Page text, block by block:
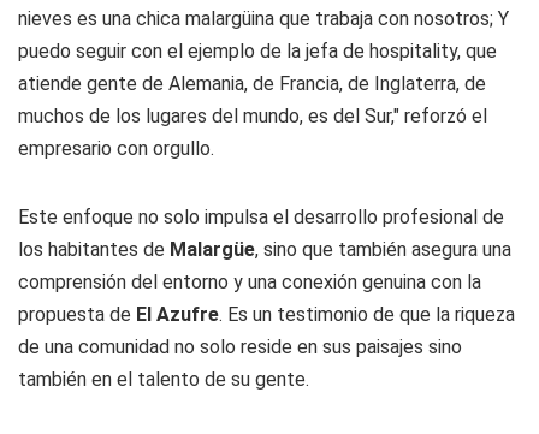
nieves es una chica malargüina que trabaja con nosotros; Y
puedo seguir con el ejemplo de la jefa de hospitality, que
atiende gente de Alemania, de Francia, de Inglaterra, de
muchos de los lugares del mundo, es del Sur," reforzó el
empresario con orgullo.
Este enfoque no solo impulsa el desarrollo profesional de
los habitantes de Malargüe, sino que también asegura una
comprensión del entorno y una conexión genuina con la
propuesta de El Azufre. Es un testimonio de que la riqueza
de una comunidad no solo reside en sus paisajes sino
también en el talento de su gente.